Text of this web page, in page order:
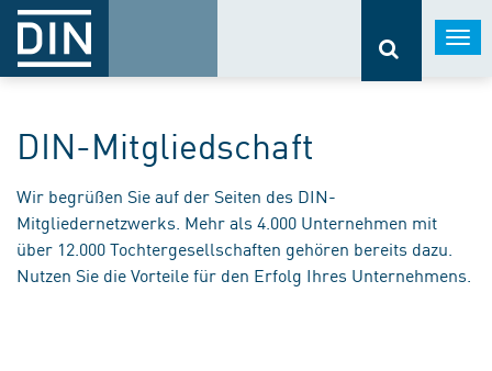
DIN-Mitgliedschaft
Wir begrüßen Sie auf der Seiten des DIN-
Mitgliedernetzwerks. Mehr als 4.000 Unternehmen mit
über 12.000 Tochtergesellschaften gehören bereits dazu.
Nutzen Sie die Vorteile für den Erfolg Ihres Unternehmens.